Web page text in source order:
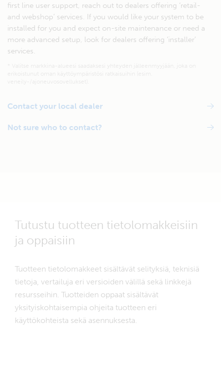
first line user support, reach out to dealers offering ‘retail-
and webshop’ services. If you would like your system to be
installed for you and expect on-site maintenance or need a
more advanced setup, look for dealers offering ‘installer’
services.
Contact your local dealer
Not sure who to contact?
Tutustu tuotteen tietolomakkeisiin
ja oppaisiin
Tuotteen tietolomakkeet sisältävät selityksiä, teknisiä
tietoja, vertailuja eri versioiden välillä sekä linkkejä
resursseihin. Tuotteiden oppaat sisältävät
yksityiskohtaisempia ohjeita tuotteen eri
käyttökohteista sekä asennuksesta.